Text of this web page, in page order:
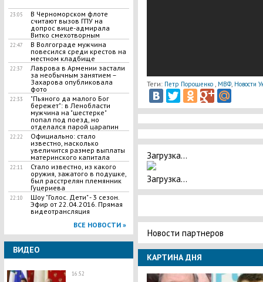
23:05
В Черноморском флоте
считают вызов ГПУ на
допрос вице-адмирала
Витко смехотворным
22:47
В Волгограде мужчина
повесился среди крестов на
местном кладбище
22:37
Лаврова в Армении застали
за необычным занятием –
Захарова опубликовала
фото
22:33
"Пьяного да малого Бог
бережет": в Ленобласти
мужчина на "шестерке"
попал под поезд, но
отделался парой царапин
22:22
Официально: стало
известно, насколько
увеличится размер выплаты
материнского капитала
22:11
Стало известно, из какого
оружия, зажатого в подушке,
был расстрелян племянник
Гуцериева
22:10
Шоу "Голос. Дети" - 3 сезон.
Эфир от 22.04.2016. Прямая
видеотрансляция
ВСЕ НОВОСТИ »
ВИДЕО
16:52
Теги: Петр Порошенко, МВФ, Новости
Загрузка...
Загрузка...
Новости партнеров
КАРТИНА ДНЯ